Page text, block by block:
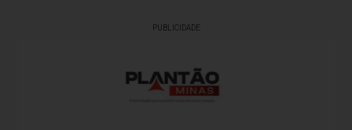
PUBLICIDADE